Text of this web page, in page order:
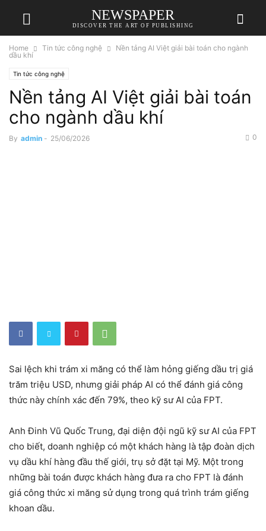
NEWSPAPER
DISCOVER THE ART OF PUBLISHING
Home Tin tức công nghệ
Nền tảng AI Việt giải bài toán cho ngành
dầu khí
Tin tức công nghệ
Nền tảng AI Việt giải bài toán
cho ngành dầu khí
By admin - 25/06/2026 0
Sai lệch khi trám xi măng có thể làm hỏng giếng dầu trị giá
trăm triệu USD, nhưng giải pháp AI có thể đánh giá công
thức này chính xác đến 79%, theo kỹ sư AI của FPT.
Anh Đinh Vũ Quốc Trung, đại diện đội ngũ kỹ sư AI của FPT
cho biết, doanh nghiệp có một khách hàng là tập đoàn dịch
vụ dầu khí hàng đầu thế giới, trụ sở đặt tại Mỹ. Một trong
những bài toán được khách hàng đưa ra cho FPT là đánh
giá công thức xi măng sử dụng trong quá trình trám giếng
khoan dầu.